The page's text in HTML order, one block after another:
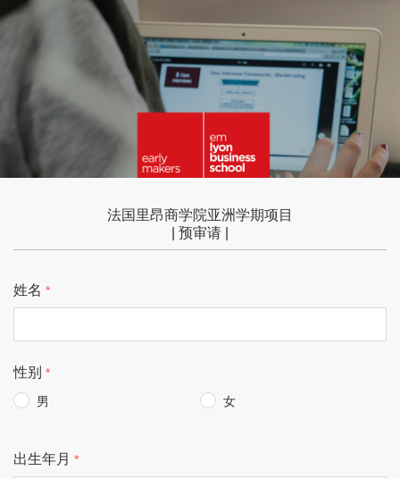
法国里昂商学院亚洲学期项目
| 预审请 |
姓名
性别
男 女
出生年月